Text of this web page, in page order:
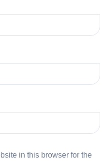
in this browser for the